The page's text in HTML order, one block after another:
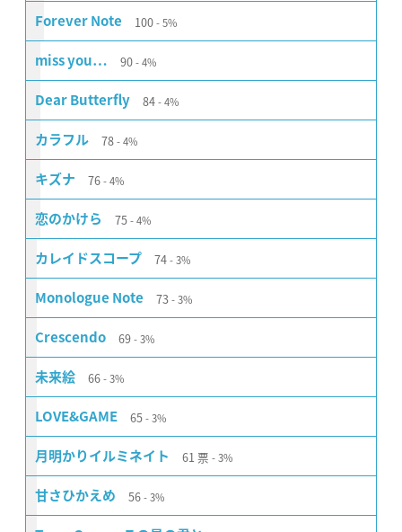
Forever Note 100 5%
miss you… 90 4%
Dear Butterfly 84 4%
カラフル 78 4%
キズナ 76 4%
恋のかけら 75 4%
カレイドスコープ 74 3%
Monologue Note 73 3%
Crescendo 69 3%
未来絵 66 3%
LOVE&GAME 65 3%
月明かりイルミネイト 61 票 3%
甘さひかえめ 56 3%